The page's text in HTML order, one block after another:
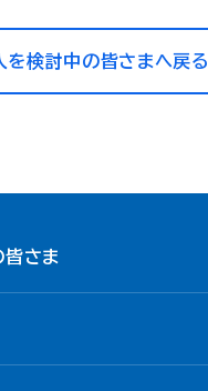
を検討中の皆さまへ戻る
さま